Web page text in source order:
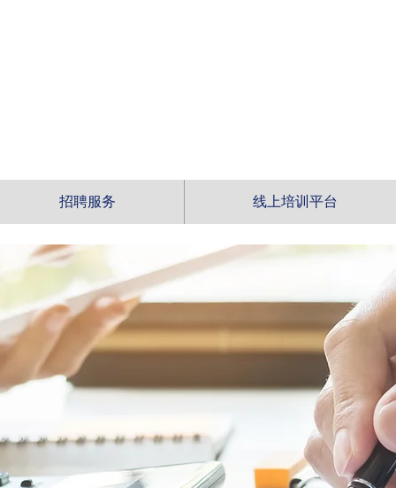
招聘服务 线上培训平台